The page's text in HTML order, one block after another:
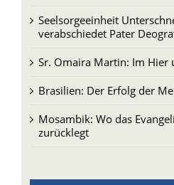
Seelsorgeeinheit
verabschiedet Pater
Sr. Omaira Martin: Im Hier
Brasilien: Der Erfolg der
Mosambik: Wo das
zurücklegt